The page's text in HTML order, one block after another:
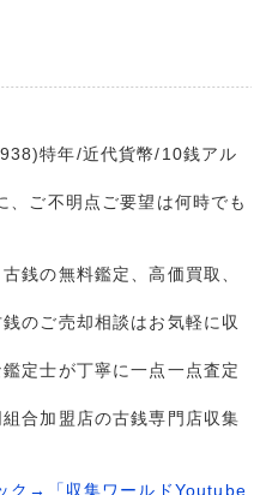
特年/近代貨幣/10銭アル
、ご不明点ご要望は何時でも
銭の無料鑑定、高価買取、
のご売却相談はお気軽に収
定士が丁寧に一点一点査定
合加盟店の古銭専門店収集
ク→「収集ワールドYoutube